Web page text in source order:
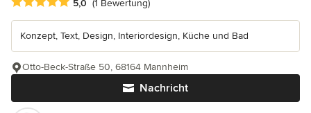
5,0 (1 Bewertung)
Konzept, Text, Design, Interiordesign, Küche und Bad
Nachricht
Otto-Beck-Straße 50, 68164 Mannheim